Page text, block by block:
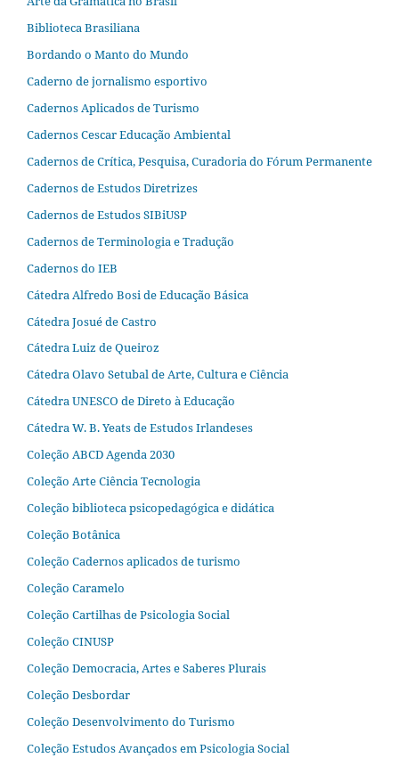
Biblioteca Brasiliana
Bordando o Manto do Mundo
Caderno de jornalismo esportivo
Cadernos Aplicados de Turismo
Cadernos Cescar Educação Ambiental
Cadernos de Crítica, Pesquisa, Curadoria do Fórum Permanente
Cadernos de Estudos Diretrizes
Cadernos de Estudos SIBiUSP
Cadernos de Terminologia e Tradução
Cadernos do IEB
Cátedra Alfredo Bosi de Educação Básica
Cátedra Josué de Castro
Cátedra Luiz de Queiroz
Cátedra Olavo Setubal de Arte, Cultura e Ciência
Cátedra UNESCO de Direto à Educação
Cátedra W. B. Yeats de Estudos Irlandeses
Coleção ABCD Agenda 2030
Coleção Arte Ciência Tecnologia
Coleção biblioteca psicopedagógica e didática
Coleção Botânica
Coleção Cadernos aplicados de turismo
Coleção Caramelo
Coleção Cartilhas de Psicologia Social
Coleção CINUSP
Coleção Democracia, Artes e Saberes Plurais
Coleção Desbordar
Coleção Desenvolvimento do Turismo
Coleção Estudos Avançados em Psicologia Social